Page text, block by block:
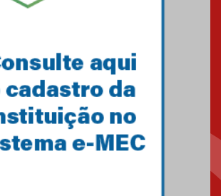
Primeiro culto do ano ressalta o
27.02.2026